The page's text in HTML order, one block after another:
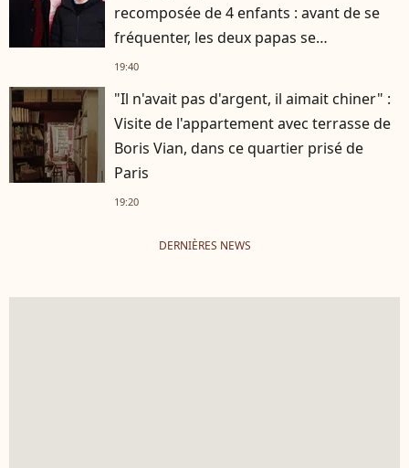
recomposée de 4 enfants : avant de se
fréquenter, les deux papas se
connaissaient depuis des années
19:40
"Il n'avait pas d'argent, il aimait chiner" :
Visite de l'appartement avec terrasse de
Boris Vian, dans ce quartier prisé de
Paris
19:20
DERNIÈRES NEWS